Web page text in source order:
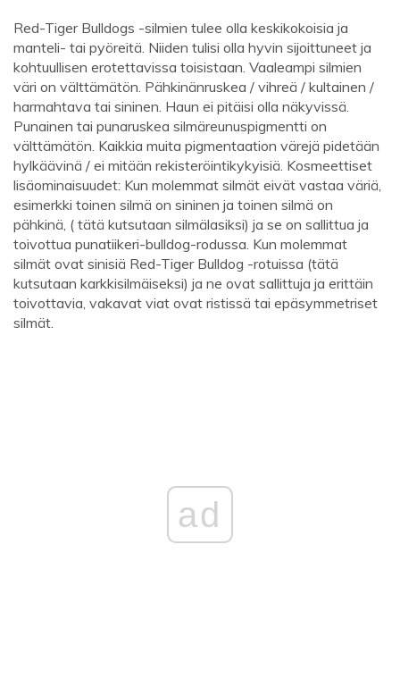
Red-Tiger Bulldogs -silmien tulee olla keskikokoisia ja
manteli- tai pyöreitä. Niiden tulisi olla hyvin sijoittuneet ja
kohtuullisen erotettavissa toisistaan. Vaaleampi silmien
väri on välttämätön. Pähkinänruskea / vihreä / kultainen /
harmahtava tai sininen. Haun ei pitäisi olla näkyvissä.
Punainen tai punaruskea silmäreunuspigmentti on
välttämätön. Kaikkia muita pigmentaation värejä pidetään
hylkäävinä / ei mitään rekisteröintikykyisiä. Kosmeettiset
lisäominaisuudet: Kun molemmat silmät eivät vastaa väriä,
esimerkki toinen silmä on sininen ja toinen silmä on
pähkinä, ( tätä kutsutaan silmälasiksi) ja se on sallittua ja
toivottua punatiikeri-bulldog-rodussa. Kun molemmat
silmät ovat sinisiä Red-Tiger Bulldog -rotuissa (tätä
kutsutaan karkkisilmäiseksi) ja ne ovat sallittuja ja erittäin
toivottavia, vakavat viat ovat ristissä tai epäsymmetriset
silmät.
ad